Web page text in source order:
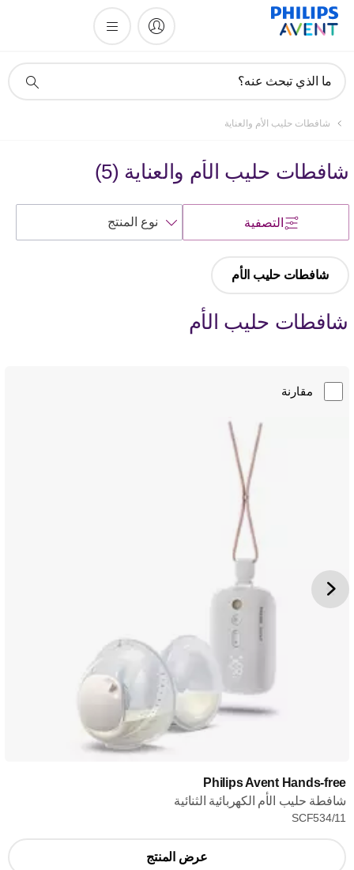
دعم
ما الذي تبحث عنه؟
شافطات حليب الأم والعناية
شافطات حليب الأم والعناية (
5
)
التصفية
حسب
شافطات حليب الأم
شافطات حليب الأم
مقارنة
Philips Avent Hands-free
شافطة حليب الأم الكهربائية الثنائية
SCF534/11
عرض المنتج